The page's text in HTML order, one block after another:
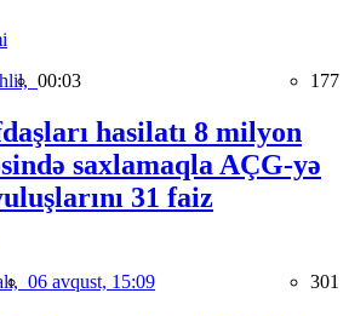
00:03 177
hasilatı 8 milyon
saxlamaqla AÇG-yə
31 faiz
06 avqust, 15:09 301